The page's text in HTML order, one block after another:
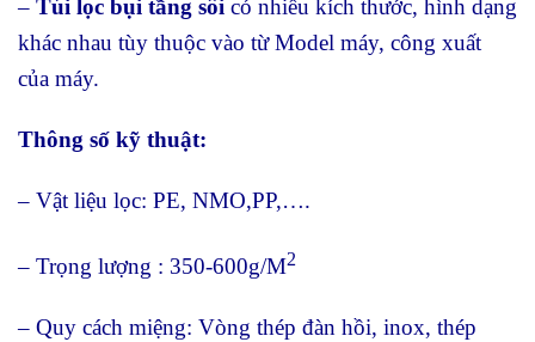
– Túi lọc bụi tầng sôi có nhiều kích thước, hình dạng
khác nhau tùy thuộc vào từ Model máy, công xuất
của máy.
Thông số kỹ thuật:
– Vật liệu lọc: PE, NMO,PP,….
– Trọng lượng : 350-600g/M2
– Quy cách miệng: Vòng thép đàn hồi, inox, thép